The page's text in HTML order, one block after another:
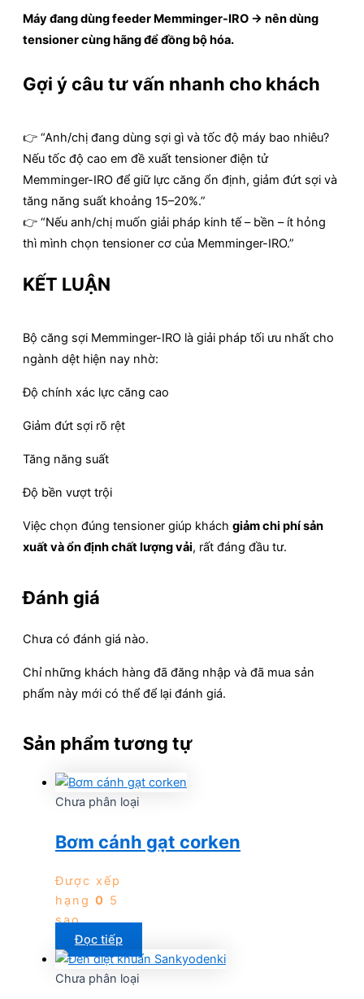
Máy đang dùng feeder Memminger-IRO → nên dùng
tensioner cùng hãng đểđồng bộ hóa.
Gợi ý câu tư vấn nhanh cho khách
👉 “Anh/chị đang dùng sợi gì và tốc độ máy bao nhiêu?
Nếu tốc độ cao em đề xuất tensioner điện tử
Memminger-IRO để giữ lực căng ổn định, giảm đứt sợi và
tăng năng suất khoảng 15–20%.”
👉 “Nếu anh/chị muốn giải pháp kinh tế – bền – ít hỏng
thì mình chọn tensioner cơ của Memminger-IRO.”
KẾT LUẬN
Bộ căng sợi Memminger-IRO là giải pháp tối ưu nhất cho
ngành dệt hiện nay nhờ:
Độ chính xác lực căng cao
Giảm đứt sợi rõ rệt
Tăng năng suất
Độ bền vượt trội
Việc chọn đúng tensioner giúp khách giảm chi phí sản
xuất và ổn định chất lượng vải, rất đáng đầu tư.
Đánh giá
Chưa có đánh giá nào.
Chỉ những khách hàng đã đăng nhập và đã mua sản
phẩm này mới có thể để lại đánh giá.
Sản phẩm tương tự
Chưa phân loại
Bơm cánh gạt corken
Được xếp
hạng 0 5
sao
Đọc tiếp
Chưa phân loại